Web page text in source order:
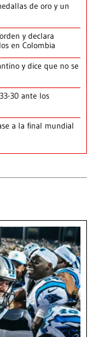
de oro y un
y declara
en Colombia
y dice que no se
30 ante los
a la final mundial